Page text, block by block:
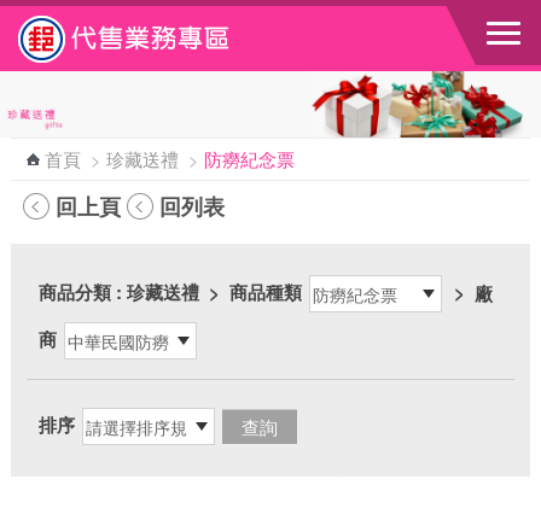
跳到主要內容區塊
首頁 > 珍藏送禮 > 防癆紀念票
回上頁 回列表
商品分類: 珍藏送禮 > 商品種類 > 廠
商
排序